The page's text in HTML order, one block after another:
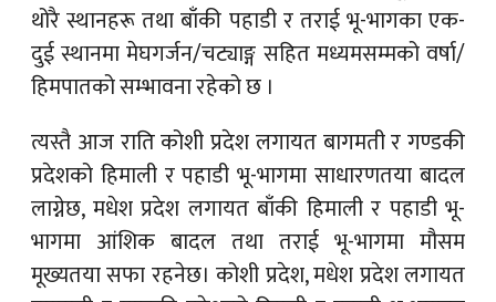
थोरै स्थानहरू तथा बाँकी पहाडी र तराई भू-भागका एक-
दुई स्थानमा मेघगर्जन/चट्याङ्ग सहित मध्यमसम्मको वर्षा/
हिमपातको सम्भावना रहेको छ ।
त्यस्तै आज राति कोशी प्रदेश लगायत बागमती र गण्डकी
प्रदेशको हिमाली र पहाडी भू-भागमा साधारणतया बादल
लाग्नेछ, मधेश प्रदेश लगायत बाँकी हिमाली र पहाडी भू-
भागमा आंशिक बादल तथा तराई भू-भागमा मौसम
मूख्यतया सफा रहनेछ। कोशी प्रदेश, मधेश प्रदेश लगायत